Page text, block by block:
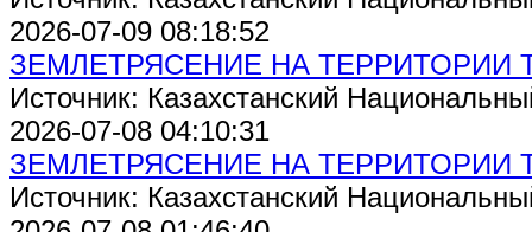
2026-07-09 08:18:52
ЗЕМЛЕТРЯСЕНИЕ НА ТЕРРИТОРИИ
Источник: Казахстанский
2026-07-08 04:10:31
ЗЕМЛЕТРЯСЕНИЕ НА ТЕРРИТОРИИ
Источник: Казахстанский